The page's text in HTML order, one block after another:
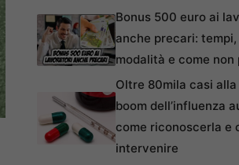
Bonus 500 euro ai
anche precari:
modalità e come non
Oltre 80mila casi
boom dell’influenza
come riconoscerla e
intervenire